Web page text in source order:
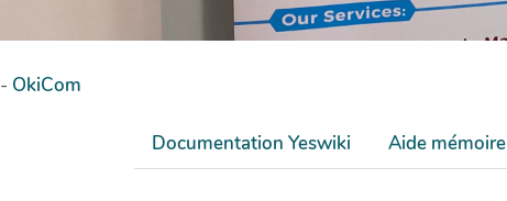
- OkiCom
Documentation Yeswiki Aide mémoire